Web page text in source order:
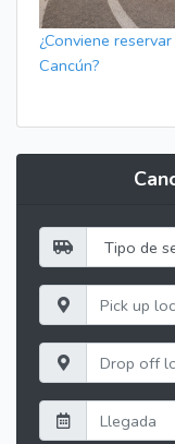
¿Conviene
Cancún?